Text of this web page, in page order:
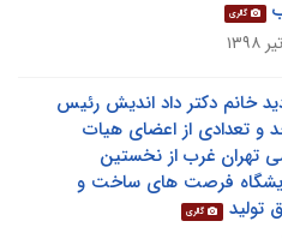
گالری
خانم دکتر داد اندیش رئیس
و تعدادی از اعضای هیات
تهران غرب از نخستین
فرصت های ساخت و
گالری